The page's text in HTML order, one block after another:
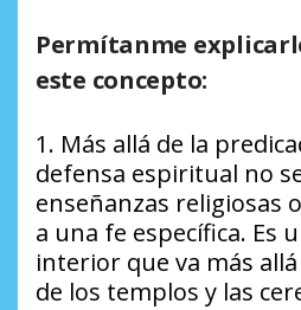
Permítanme
este concepto:
1. Más allá de la
defensa espiritual no
enseñanzas religiosas
a una fe específica. Es
interior que va más
de los templos y las